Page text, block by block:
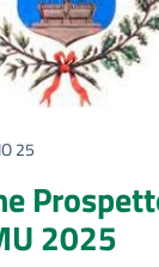
25
2025